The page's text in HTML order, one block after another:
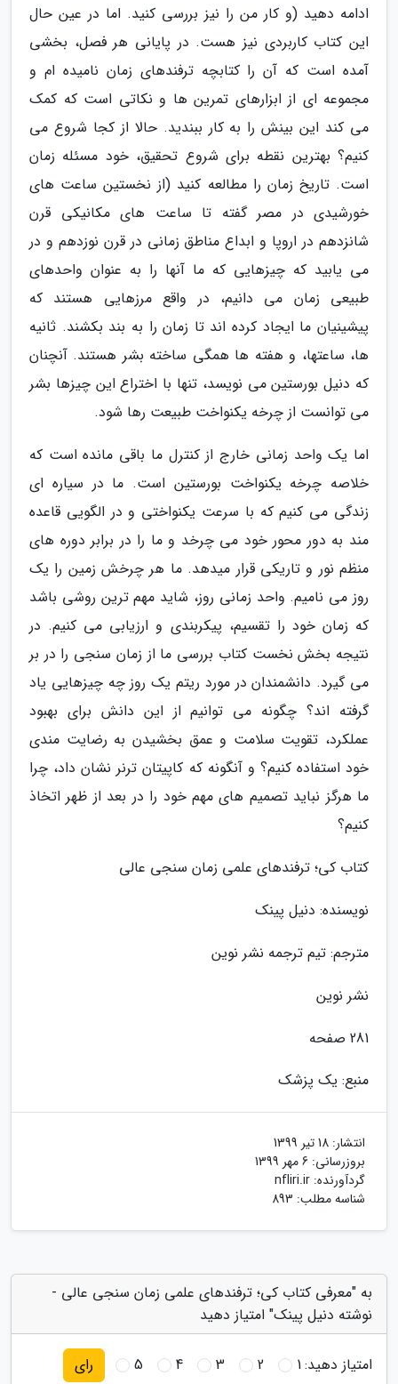
ادامه دهید (و کار من را نیز بررسی کنید. اما در عین حال
این کتاب کاربردی نیز هست. در پایانی هر فصل، بخشی
آمده است که آن را کتابچه ترفندهای زمان نامیده ام و
مجموعه ای از ابزارهای تمرین ها و نکاتی است که کمک
می کند این بینش را به کار ببندید. حالا از کجا شروع می
کنیم؟ بهترین نقطه برای شروع تحقیق، خود مسئله زمان
است. تاریخ زمان را مطالعه کنید (از نخستین ساعت های
خورشیدی در مصر گفته تا ساعت های مکانیکی قرن
شانزدهم در اروپا و ابداع مناطق زمانی در قرن نوزدهم و در
می یابید که چیزهایی که ما آنها را به عنوان واحدهای
طبیعی زمان می دانیم، در واقع مرزهایی هستند که
پیشینیان ما ایجاد کرده اند تا زمان را به بند بکشند. ثانیه
ها، ساعتها، و هفته ها همگی ساخته بشر هستند. آنچنان
که دنیل بورستین می نویسد، تنها با اختراع این چیزها بشر
می توانست از چرخه یکنواخت طبیعت رها شود.
اما یک واحد زمانی خارج از کنترل ما باقی مانده است که
خلاصه چرخه یکنواخت بورستین است. ما در سیاره ای
زندگی می کنیم که با سرعت یکنواختی و در الگویی قاعده
مند به دور محور خود می چرخد و ما را در برابر دوره های
منظم نور و تاریکی قرار میدهد. ما هر چرخش زمین را یک
روز می نامیم. واحد زمانی روز، شاید مهم ترین روشی باشد
که زمان خود را تقسیم، پیکربندی و ارزیابی می کنیم. در
نتیجه بخش نخست کتاب بررسی ما از زمان سنجی را در بر
می گیرد. دانشمندان در مورد ریتم یک روز چه چیزهایی یاد
گرفته اند؟ چگونه می توانیم از این دانش برای بهبود
عملکرد، تقویت سلامت و عمق بخشیدن به رضایت مندی
خود استفاده کنیم؟ و آنگونه که کاپیتان ترنر نشان داد، چرا
ما هرگز نباید تصمیم های مهم خود را در بعد از ظهر اتخاذ
کنیم؟
کتاب کی؛ ترفندهای علمی زمان سنجی عالی
نویسنده: دنیل پینک
مترجم: تیم ترجمه نشر نوین
نشر نوین
281 صفحه
منبع: یک پزشک
انتشار: 18 تیر 1399
بروزرسانی: 6 مهر 1399
گردآورنده: nfliri.ir
شناسه مطلب: 893
به "معرفی کتاب کی؛ ترفندهای علمی زمان سنجی عالی -
نوشته دنیل پینک" امتیاز دهید
امتیاز دهید:1
2
3
4
5 رای